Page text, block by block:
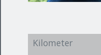
Kilometer